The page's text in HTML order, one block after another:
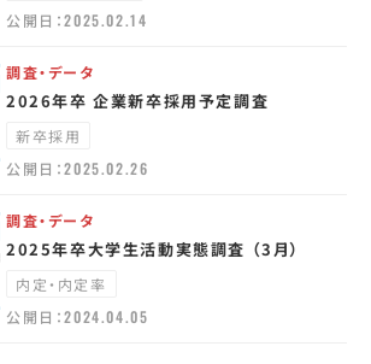
公開日：2025.02.14
調査・データ
2026年卒 企業新卒採用予定調査
新卒採用
公開日：2025.02.26
調査・データ
2025年卒大学生活動実態調査 （3月）
内定・内定率
公開日：2024.04.05